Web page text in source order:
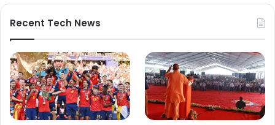
Recent Tech News